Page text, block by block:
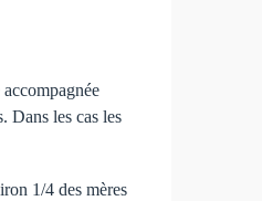
Dans les cas les
1/4 des mères